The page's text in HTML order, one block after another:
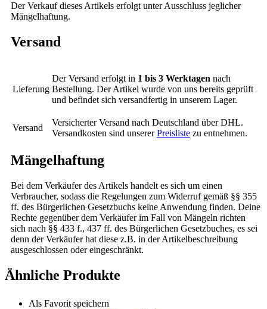
Der Verkauf dieses Artikels erfolgt unter Ausschluss jeglicher
Mängelhaftung.
Versand
Lieferung
Der Versand erfolgt in 1 bis 3 Werktagen nach
Bestellung. Der Artikel wurde von uns bereits geprüft
und befindet sich versandfertig in unserem Lager.
Versand
Versicherter Versand nach Deutschland über DHL.
Versandkosten sind unsererPreisliste zu entnehmen.
Mängelhaftung
Bei dem Verkäufer des Artikels handelt es sich um einen
Verbraucher, sodass die Regelungen zum Widerruf gemäß §§ 355
ff. des Bürgerlichen Gesetzbuchs keine Anwendung finden. Deine
Rechte gegenüber dem Verkäufer im Fall von Mängeln richten
sich nach §§ 433 f., 437 ff. des Bürgerlichen Gesetzbuches, es sei
denn der Verkäufer hat diese z.B. in der Artikelbeschreibung
ausgeschlossen oder eingeschränkt.
Ähnliche Produkte
Als Favorit speichern